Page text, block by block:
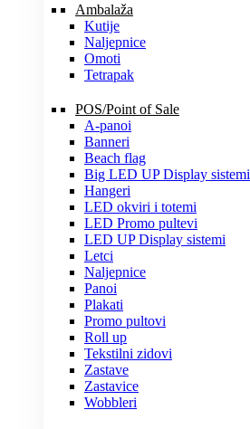
Ambalaža
Kutije
Naljepnice
Omoti
Tetrapak
POS/Point of Sale
A-panoi
Banneri
Beach flag
Big LED UP Display sistemi
Hangeri
LED okviri i totemi
LED Promo pultevi
LED UP Display sistemi
Letci
Naljepnice
Panoi
Plakati
Promo pultovi
Roll up
Tekstilni zidovi
Zastave
Zastavice
Wobbleri